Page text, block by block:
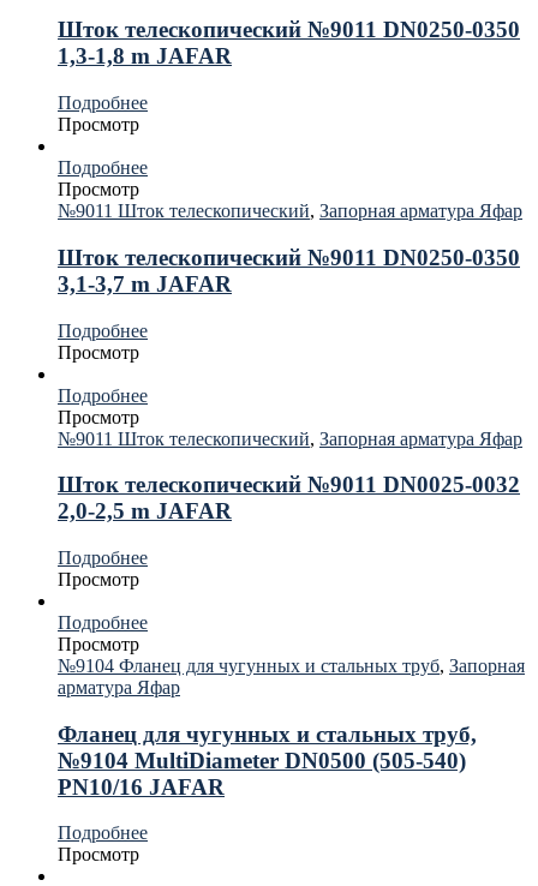
Шток телескопический №9011 DN0250-0350
1,3-1,8 m JAFAR
Подробнее
Просмотр
Подробнее
Просмотр
№9011 Шток телескопический, Запорная арматура Яфар
Шток телескопический №9011 DN0250-0350
3,1-3,7 m JAFAR
Подробнее
Просмотр
Подробнее
Просмотр
№9011 Шток телескопический, Запорная арматура Яфар
Шток телескопический №9011 DN0025-0032
2,0-2,5 m JAFAR
Подробнее
Просмотр
Подробнее
Просмотр
№9104 Фланец для чугунных и стальных труб, Запорная
арматура Яфар
Фланец для чугунных и стальных труб,
№9104 MultiDiameter DN0500 (505-540)
PN10/16 JAFAR
Подробнее
Просмотр